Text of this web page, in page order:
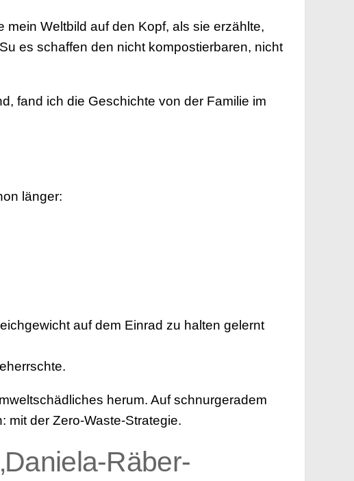
mein Weltbild auf den Kopf, als sie erzählte,
es schaffen den nicht kompostierbaren, nicht
fand ich die Geschichte von der Familie im
länger:
auf dem Einrad zu halten gelernt
herum. Auf schnurgeradem
mit der Zero-Waste-Strategie.
Räber-